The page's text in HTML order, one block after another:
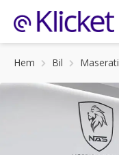
Hem Bil Maserati